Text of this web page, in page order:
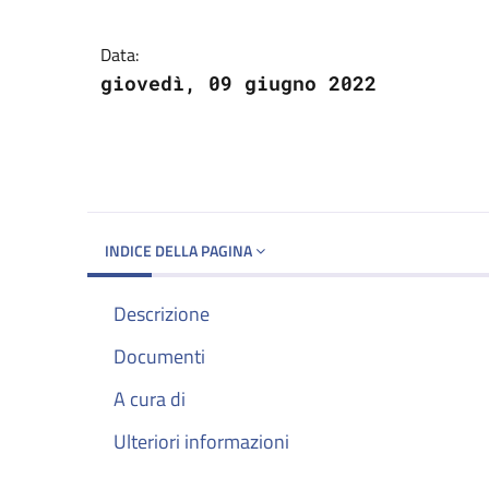
Data:
giovedì, 09 giugno 2022
INDICE DELLA PAGINA
Descrizione
Documenti
A cura di
Ulteriori informazioni